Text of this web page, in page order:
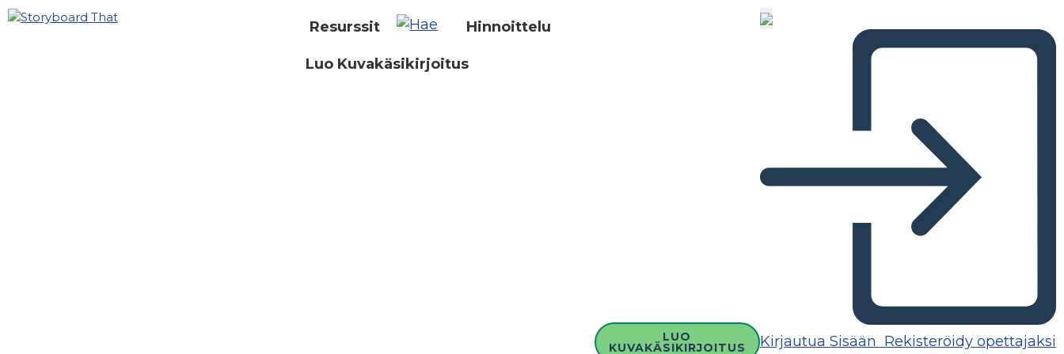
Resurssit Hinnoittelu
Luo Kuvakäsikirjoitus
LUO
KUVAKÄSIKIRJOITUS Kirjautua Sisään Rekisteröidy opettajaksi